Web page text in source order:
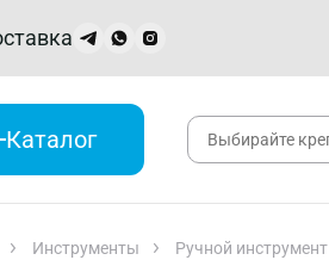
Каталог
Инструменты Ручной инструмент